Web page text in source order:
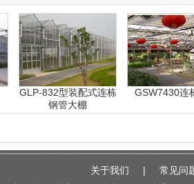
GLP-832型装配式连栋
钢管大棚
GSW7430连
关于我们 |
常见问